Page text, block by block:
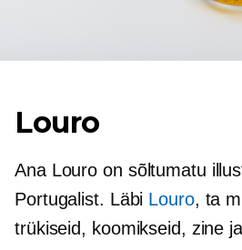
Louro
Ana Louro on sõltumatu
Portugalist. Läbi Louro, ta
trükiseid, koomikseid, zine